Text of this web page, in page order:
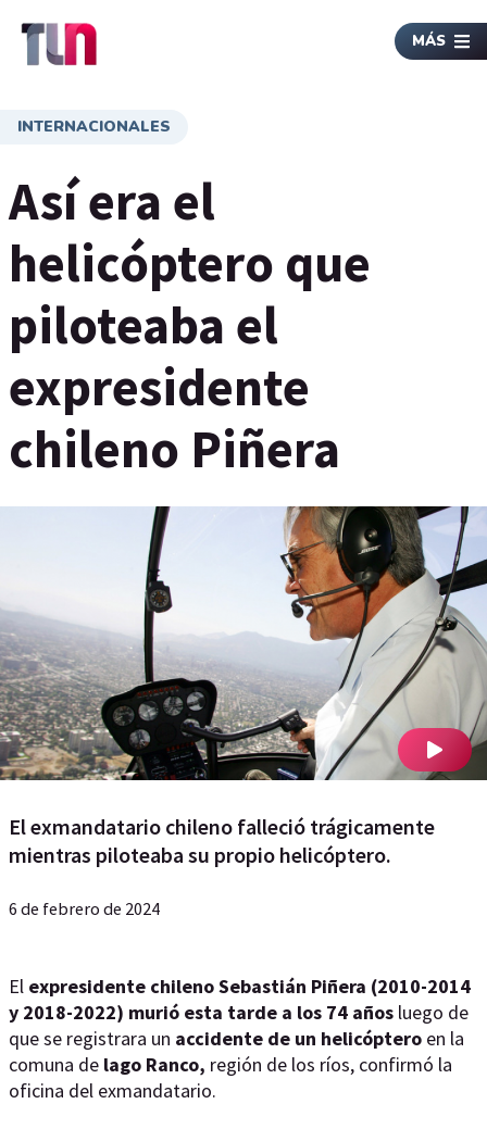
MÁS
INTERNACIONALES
Así era el
helicóptero que
piloteaba el
expresidente
chileno Piñera
El exmandatario chileno falleció trágicamente
mientras piloteaba su propio helicóptero.
6 de febrero de 2024
El expresidente chileno Sebastián Piñera (2010-2014
y 2018-2022) murió esta tarde a los 74 años luego de
que se registrara un accidente de un helicóptero en la
comuna de lago Ranco, región de los ríos, confirmó la
oficina del exmandatario.